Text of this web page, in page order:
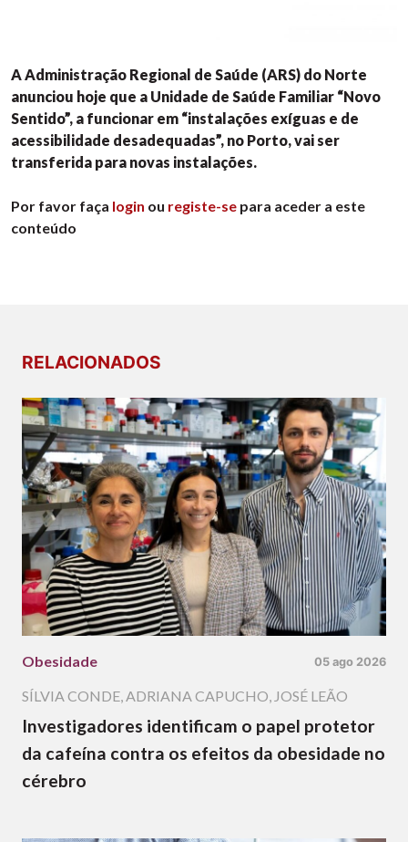
A Administração Regional de Saúde (ARS) do Norte
anunciou hoje que a Unidade de Saúde Familiar “Novo
Sentido”, a funcionar em “instalações exíguas e de
acessibilidade desadequadas”, no Porto, vai ser
transferida para novas instalações.
Por favor faça login ou registe-se para aceder a este
conteúdo
RELACIONADOS
Obesidade 05 ago 2026
SÍLVIA CONDE,ADRIANA CAPUCHO, JOSÉ LEÃO
Investigadores identificam o papel protetor
da cafeína contra os efeitos da obesidade no
cérebro